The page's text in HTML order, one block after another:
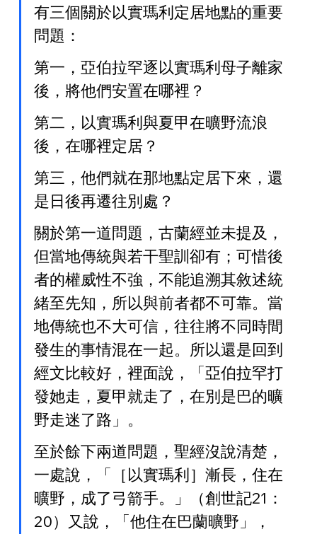
有三個關於以實瑪利定居地點的重要
問題：
第一，亞伯拉罕逐以實瑪利母子離家
後，將他們安置在哪裡？
第二，以實瑪利與夏甲在曠野流浪
後，在哪裡定居？
第三，他們就在那地點定居下來，還
是日後再遷往別處？
關於第一道問題，古蘭經並未提及，
但當地傳統與若干聖訓卻有；可惜後
者的權威性不強，不能追溯其敘述統
緒至先知，所以與前者都不可靠。當
地傳統也不大可信，往往將不同時間
發生的事情混在一起。所以還是回到
經文比較好，裡面說，「亞伯拉罕打
發她走，夏甲就走了，在別是巴的曠
野走迷了路」。
至於餘下兩道問題，聖經沒說清楚，
一處說，「［以實瑪利］漸長，住在
曠野，成了弓箭手。」（創世記21：
20）又說，「他住在巴蘭曠野」，